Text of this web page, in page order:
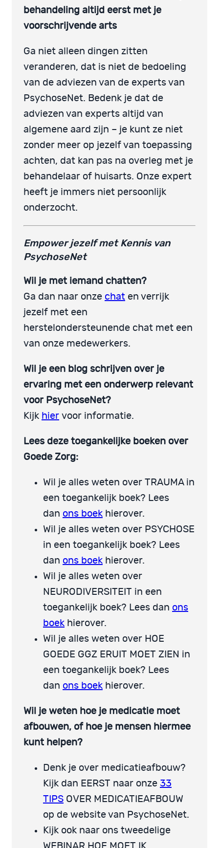
behandeling altijd eerst met je
voorschrijvende arts
Ga niet alleen dingen zitten
veranderen, dat is niet de bedoeling
van de adviezen van de experts van
PsychoseNet. Bedenk je dat de
adviezen van experts altijd van
algemene aard zijn – je kunt ze niet
zonder meer op jezelf van toepassing
achten, dat kan pas na overleg met je
behandelaar of huisarts. Onze expert
heeft je immers niet persoonlijk
onderzocht.
Empower jezelf met Kennis van
PsychoseNet
Wil je met iemand chatten?
Ga dan naar onze chat en verrijk
jezelf met een
herstelondersteunende chat met een
van onze medewerkers.
Wil je een blog schrijven over je
ervaring met een onderwerp relevant
voor PsychoseNet?
Kijk hier voor informatie.
Lees deze toegankelijke boeken over
Goede Zorg:
Wil je alles weten over TRAUMA in
een toegankelijk boek? Lees
dan ons boek hierover.
Wil je alles weten over PSYCHOSE
in een toegankelijk boek? Lees
dan ons boek hierover.
Wil je alles weten over
NEURODIVERSITEIT in een
toegankelijk boek? Lees dan ons
boek hierover.
Wil je alles weten over HOE
GOEDE GGZ ERUIT MOET ZIEN in
een toegankelijk boek? Lees
dan ons boek hierover.
Wil je weten hoe je medicatie moet
afbouwen, of hoe je mensen hiermee
kunt helpen?
Denk je over medicatieafbouw?
Kijk dan EERST naar onze 33
TIPS OVER MEDICATIEAFBOUW
op de website van PsychoseNet.
Kijk ook naar ons tweedelige
WEBINAR HOE MOET IK